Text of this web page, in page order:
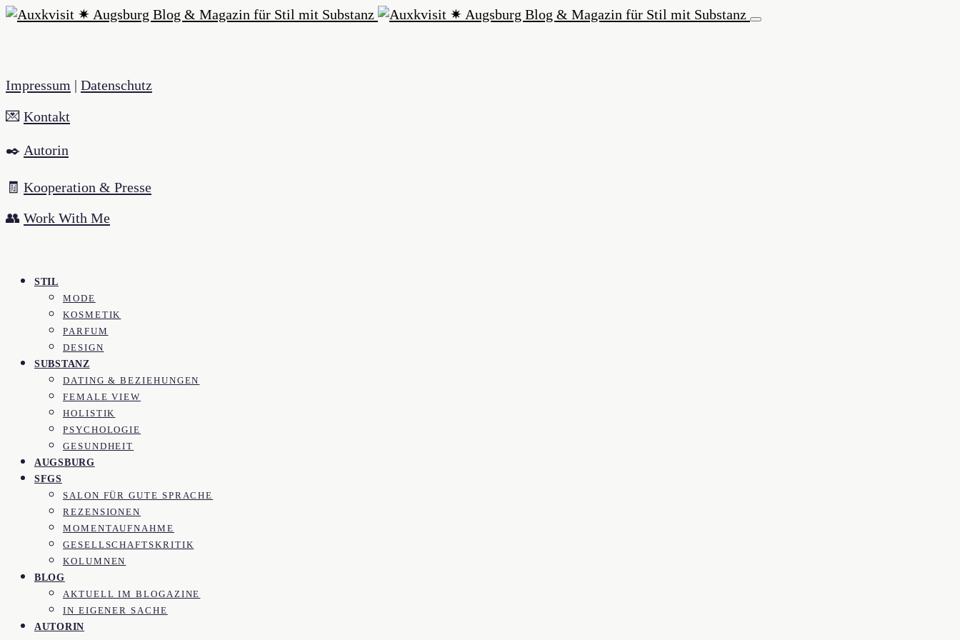
Impressum | Datenschutz
💌 Kontakt
✒️ Autorin
🧾 Kooperation & Presse
👥 Work With Me
STIL
MODE
KOSMETIK
PARFUM
DESIGN
SUBSTANZ
DATING & BEZIEHUNGEN
FEMALE VIEW
HOLISTIK
PSYCHOLOGIE
GESUNDHEIT
AUGSBURG
SFGS
SALON FÜR GUTE SPRACHE
REZENSIONEN
MOMENTAUFNAHME
GESELLSCHAFTSKRITIK
KOLUMNEN
BLOG
AKTUELL IM BLOGAZINE
IN EIGENER SACHE
AUTORIN